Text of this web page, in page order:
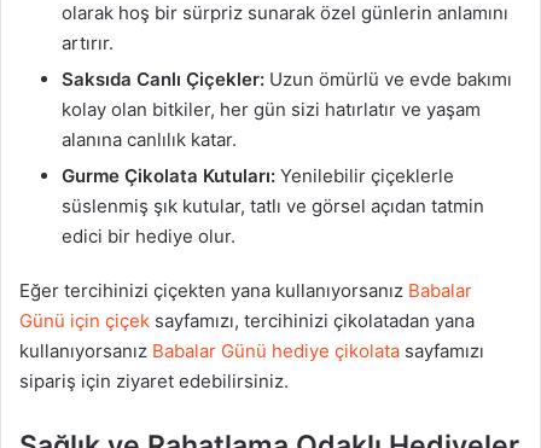
olarak hoş bir sürpriz sunarak özel günlerin anlamını
artırır.
Saksıda Canlı Çiçekler: Uzun ömürlü ve evde bakımı
kolay olan bitkiler, her gün sizi hatırlatır ve yaşam
alanına canlılık katar.
Gurme Çikolata Kutuları: Yenilebilir çiçeklerle
süslenmiş şık kutular, tatlı ve görsel açıdan tatmin
edici bir hediye olur.
Eğer tercihinizi çiçekten yana kullanıyorsanız Babalar
Günü için çiçek sayfamızı, tercihinizi çikolatadan yana
kullanıyorsanız Babalar Günü hediye çikolata sayfamızı
sipariş için ziyaret edebilirsiniz.